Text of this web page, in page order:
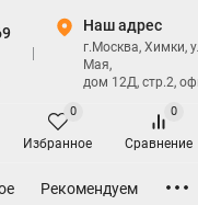
Наш адрес
г.Москва, Химки,
Мая,
дом 12Д, стр.2,
Избранное
0
Сравнение
0
Рекомендуем